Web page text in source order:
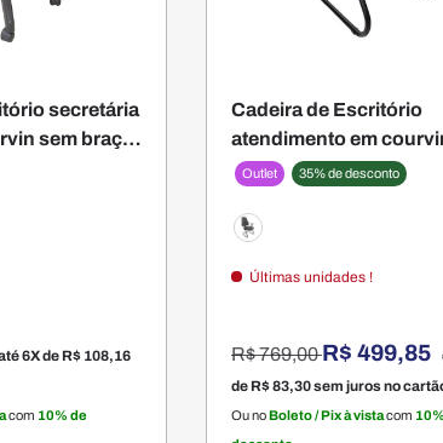
secretária
sem braço
6X de R$ 108,16
com 10% de
Cadeira de Escritório
atendimento em
braço - Firenze
Outlet 35% de desconto
Últimas unidades !
Preço normal
R$ 769,00R$ 499,85
de R$ 83,30sem juros no
Ou noBoleto / Pix à vistacom